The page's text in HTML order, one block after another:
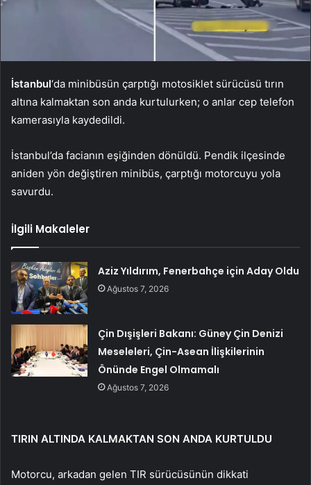
İstanbul‘da minibüsün çarptığı motosiklet sürücüsü tırın
altına kalmaktan son anda kurtulurken; o anlar cep telefon
kamerasıyla kaydedildi.
İstanbul’da facianın eşiğinden dönüldü. Pendik ilçesinde
aniden yön değiştiren minibüs, çarptığı motorcuyu yola
savurdu.
İlgili Makaleler
Aziz Yıldırım, Fenerbahçe için Aday Oldu
Ağustos 7, 2026
Çin Dışişleri Bakanı: Güney Çin Denizi
Meseleleri, Çin-Asean İlişkilerinin
Önünde Engel Olmamalı
Ağustos 7, 2026
TIRIN ALTINDA KALMAKTAN SON ANDA KURTULDU
Motorcu, arkadan gelen TIR sürücüsünün dikkati